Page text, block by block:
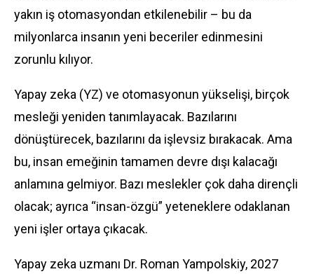
yakın iş otomasyondan etkilenebilir – bu da
milyonlarca insanın yeni beceriler edinmesini
zorunlu kılıyor.
Yapay zeka (YZ) ve otomasyonun yükselişi, birçok
mesleği yeniden tanımlayacak. Bazılarını
dönüştürecek, bazılarını da işlevsiz bırakacak. Ama
bu, insan emeğinin tamamen devre dışı kalacağı
anlamına gelmiyor. Bazı meslekler çok daha dirençli
olacak; ayrıca “insan-özgü” yeteneklere odaklanan
yeni işler ortaya çıkacak.
Yapay zeka uzmanı Dr. Roman Yampolskiy, 2027